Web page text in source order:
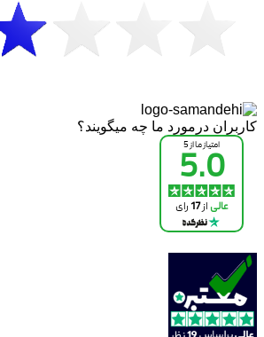
کاربران درمورد ما چه میگویند؟